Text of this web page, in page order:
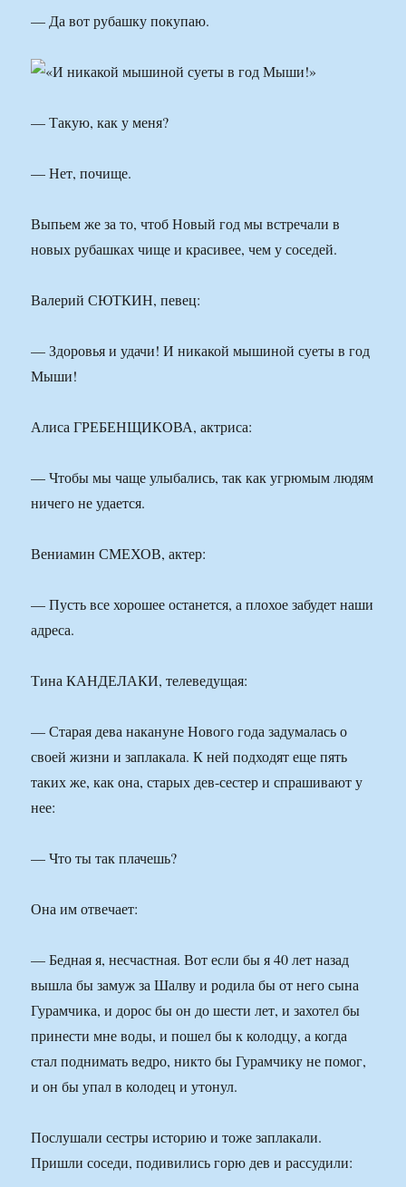
— Да вот рубашку покупаю.
— Такую, как у меня?
— Нет, почище.
Выпьем же за то, чтоб Новый год мы встречали в
новых рубашках чище и красивее, чем у соседей.
Валерий СЮТКИН, певец:
— Здоровья и удачи! И никакой мышиной суеты в год
Мыши!
Алиса ГРЕБЕНЩИКОВА, актриса:
— Чтобы мы чаще улыбались, так как угрюмым людям
ничего не удается.
Вениамин СМЕХОВ, актер:
— Пусть все хорошее останется, а плохое забудет наши
адреса.
Тина КАНДЕЛАКИ, телеведущая:
— Старая дева накануне Нового года задумалась о
своей жизни и заплакала. К ней подходят еще пять
таких же, как она, старых дев-сестер и спрашивают у
нее:
— Что ты так плачешь?
Она им отвечает:
— Бедная я, несчастная. Вот если бы я 40 лет назад
вышла бы замуж за Шалву и родила бы от него сына
Гурамчика, и дорос бы он до шести лет, и захотел бы
принести мне воды, и пошел бы к колодцу, а когда
стал поднимать ведро, никто бы Гурамчику не помог,
и он бы упал в колодец и утонул.
Послушали сестры историю и тоже заплакали.
Пришли соседи, подивились горю дев и рассудили: